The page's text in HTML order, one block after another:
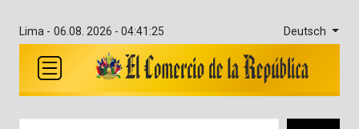
Lima - 06.08. 2026 - 04:41:25 Deutsch